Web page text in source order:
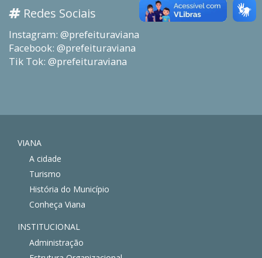
Redes Sociais
Instagram: @prefeituraviana
Facebook: @prefeituraviana
Tik Tok: @prefeituraviana
VIANA
A cidade
Turismo
História do Município
Conheça Viana
INSTITUCIONAL
Administração